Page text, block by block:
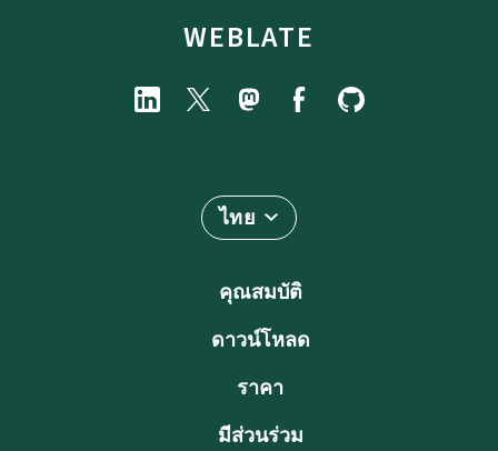
WEBLATE
ไทย
คุณสมบัติ
ดาวน์โหลด
ราคา
มีส่วนร่วม